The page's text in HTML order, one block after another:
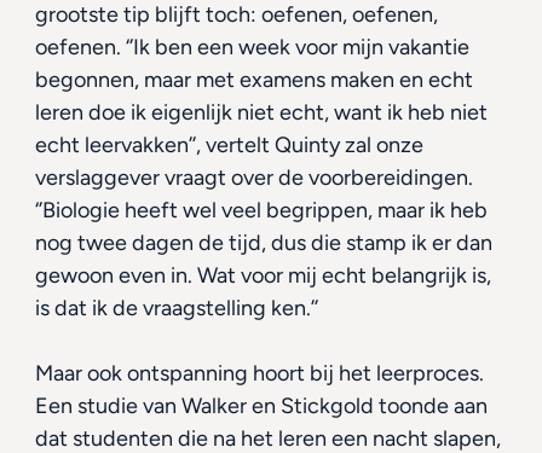
grootste tip blijft toch: oefenen, oefenen,
oefenen. ‘’Ik ben een week voor mijn vakantie
begonnen, maar met examens maken en echt
leren doe ik eigenlijk niet echt, want ik heb niet
echt leervakken’’, vertelt Quinty zal onze
verslaggever vraagt over de voorbereidingen.
‘’Biologie heeft wel veel begrippen, maar ik heb
nog twee dagen de tijd, dus die stamp ik er dan
gewoon even in. Wat voor mij echt belangrijk is,
is dat ik de vraagstelling ken.’’
Maar ook ontspanning hoort bij het leerproces.
Een studie van Walker en Stickgold toonde aan
dat studenten die na het leren een nacht slapen,